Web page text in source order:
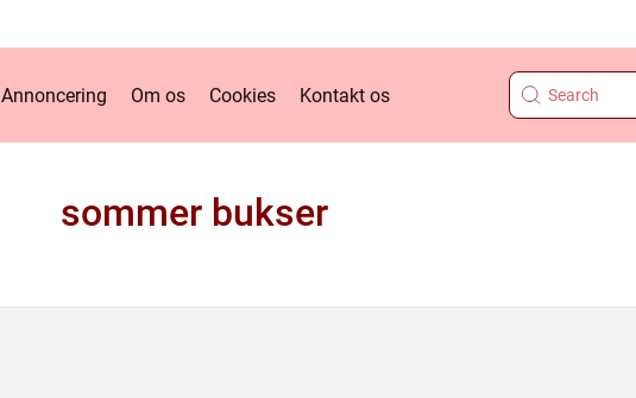
Annoncering Om os Cookies Kontakt os
sommer bukser